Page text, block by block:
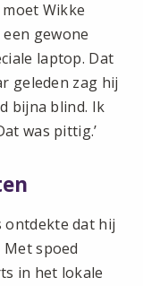
Wikke
gewone
laptop. Dat
geleden zag hij
bijna blind. Ik
was pittig.’
ontdekte dat hij
spoed
in het lokale